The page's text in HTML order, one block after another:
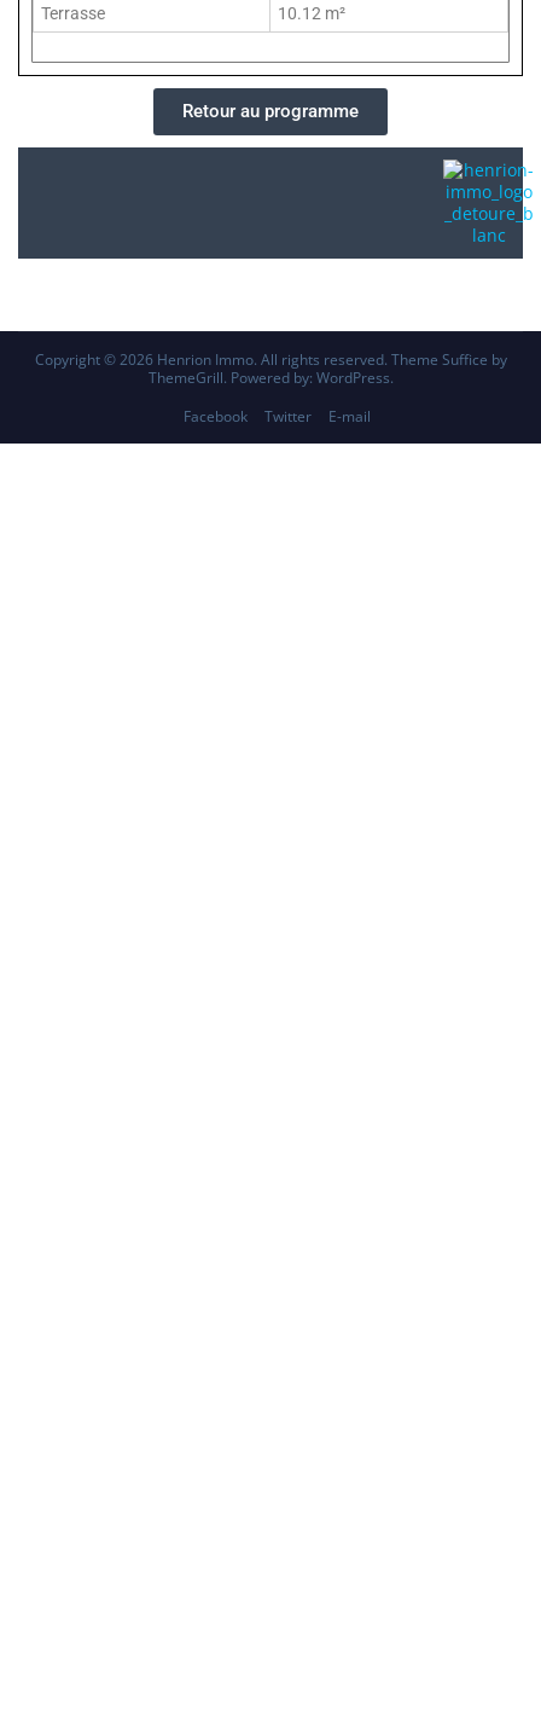
Terrasse
10.12 m²
Retour au programme
Copyright © 2026 Henrion Immo. All rights reserved. Theme Suffice by
ThemeGrill. Powered by: WordPress.
Facebook
Twitter E-mail